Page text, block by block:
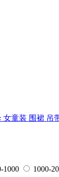
女童装 围裙 吊
1000 1000-